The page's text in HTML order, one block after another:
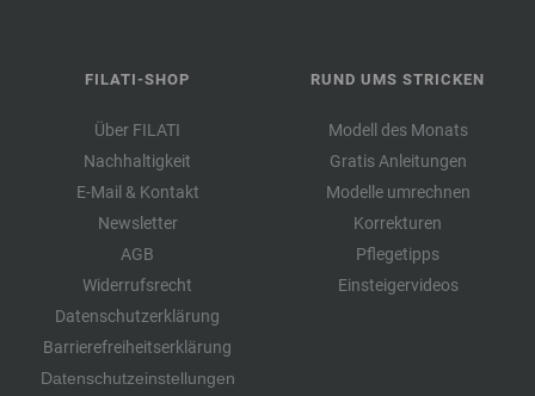
FILATI-SHOP
Über FILATI
Nachhaltigkeit
E-Mail & Kontakt
Newsletter
AGB
Widerrufsrecht
Datenschutzerklärung
Barrierefreiheitserklärung
Datenschutzeinstellungen
RUND UMS STRICKEN
Modell des Monats
Gratis Anleitungen
Modelle umrechnen
Korrekturen
Pflegetipps
Einsteigervideos